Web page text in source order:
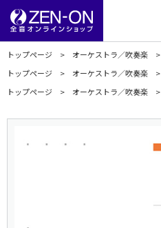
トップページ オーケストラ／吹奏楽
トップページ
オーケストラ／吹奏楽
トップページ
オーケストラ／吹奏楽